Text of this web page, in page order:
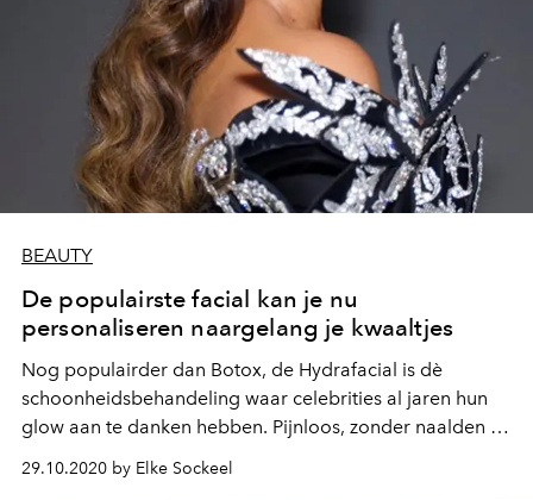
BEAUTY
De populairste facial kan je nu
personaliseren naargelang je kwaaltjes
Nog populairder dan Botox, de Hydrafacial is dè
schoonheidsbehandeling waar celebrities al jaren hun
glow aan te danken hebben. Pijnloos, zonder naalden en
instant resultaat. Of het ook voor jou is? Vanaf nu kan je
de behandeling ook volledig personaliseren. Wat wij
29.10.2020 by Elke Sockeel